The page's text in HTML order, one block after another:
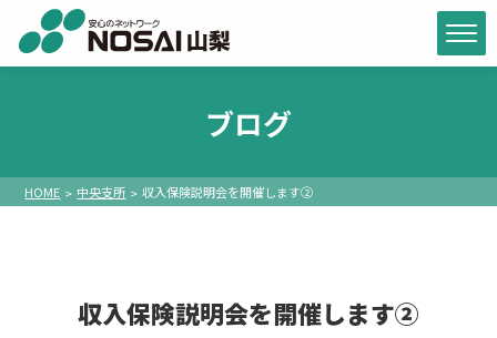
ブログ
HOME 中央支所 収入保険説明会を開催します②
収入保険説明会を開催します②